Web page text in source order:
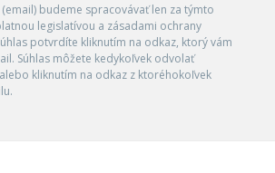
budeme spracovávať len za týmto
legislatívou a zásadami ochrany
potvrdíte kliknutím na odkaz, ktorý vám
Súhlas môžete kedykoľvek odvolať
kliknutím na odkaz z ktoréhokoľvek